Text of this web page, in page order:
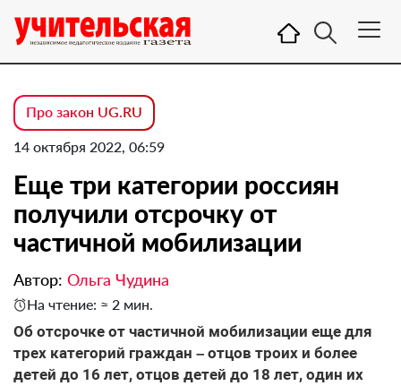
Про закон UG.RU
14 октября 2022, 06:59
Еще три категории россиян
получили отсрочку от
частичной мобилизации
Автор: Ольга Чудина
На чтение: ≈ 2 мин.
Об отсрочке от частичной мобилизации еще для
трех категорий граждан – отцов троих и более
детей до 16 лет, отцов детей до 18 лет, один их